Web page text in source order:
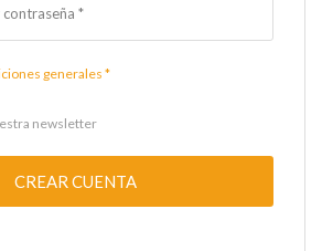
generales *
newsletter
CREAR CUENTA